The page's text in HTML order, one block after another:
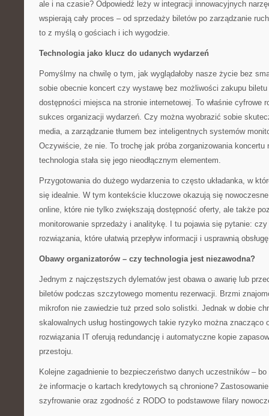
ale i na czasie? Odpowiedź leży w integracji innowacyjnych
wspierają cały proces – od sprzedaży biletów po zarządzanie
to z myślą o gościach i ich wygodzie.
Technologia jako klucz do udanych wydarzeń
Pomyślmy na chwilę o tym, jak wyglądałoby nasze życie bez
sobie obecnie koncert czy wystawę bez możliwości zakupu
dostępności miejsca na stronie internetowej. To właśnie cyfrowe
sukces organizacji wydarzeń. Czy można wyobrazić sobie
media, a zarządzanie tłumem bez inteligentnych systemów
Oczywiście, że nie. To trochę jak próba zorganizowania koncertu
technologia stała się jego nieodłącznym elementem.
Przygotowania do dużego wydarzenia to często układanka, w
się idealnie. W tym kontekście kluczowe okazują się
online, które nie tylko zwiększają dostępność oferty, ale także
monitorowanie sprzedaży i analitykę. I tu pojawia się pytanie:
rozwiązania, które ułatwią przepływ informacji i usprawnią
Obawy organizatorów – czy technologia jest niezawodna?
Jednym z najczęstszych dylematów jest obawa o awarię lub
biletów podczas szczytowego momentu rezerwacji. Brzmi
mikrofon nie zawiedzie tuż przed solo solistki. Jednak w dobie
skalowalnych usług hostingowych takie ryzyko można znacząco
rozwiązania IT oferują redundancję i automatyczne kopie
przestoju.
Kolejne zagadnienie to bezpieczeństwo danych uczestników –
że informacje o kartach kredytowych są chronione?
szyfrowanie oraz zgodność z RODO to podstawowe filary